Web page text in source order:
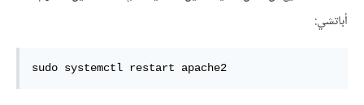
أباتشي:
sudo systemctl restart apache2